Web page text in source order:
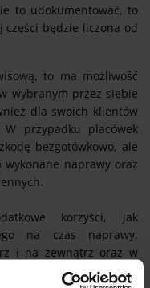
to udokumentować, to
będzie liczona od
to ma możliwość
wybranym przez siebie
dla swoich klientów
przypadku placówek
bezgotówkowo, ale
naprawy oraz
korzyści, jak
na czas naprawy,
i na zewnątrz oraz w
odbiór i odstawienie